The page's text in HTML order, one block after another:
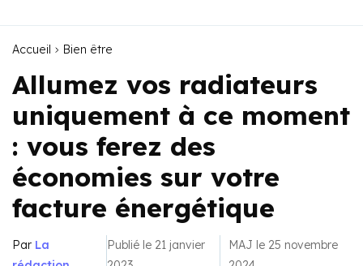
Accueil Bien être
Allumez vos radiateurs
uniquement à ce moment
: vous ferez des
économies sur votre
facture énergétique
Par La
Publié le 21 janvier
MAJ le 25 novembre